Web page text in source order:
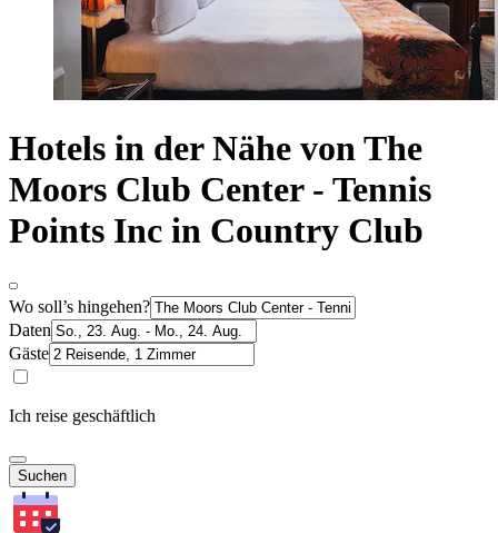
Hotels in der Nähe von The
Moors Club Center - Tennis
Points Inc in Country Club
Wo soll’s hingehen?
Daten
Gäste
Ich reise geschäftlich
Suchen